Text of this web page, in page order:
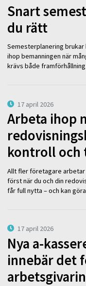
Snart
du rätt
Semesterplanering brukar
ihop bemanningen när
krävs både
17 april 2026
Arbeta ihop
kontroll och
Allt fler företagare
först när du och din
får full nytta – och kan
17 april 2026
Nya a-
innebär det